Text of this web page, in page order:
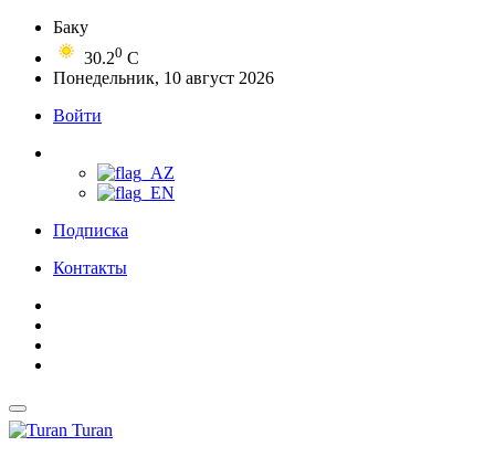
Баку
30.20 C
Понедельник, 10 август 2026
Войти
Подписка
Контакты
Turan